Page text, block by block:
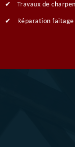
Travaux de
Réparation faitage